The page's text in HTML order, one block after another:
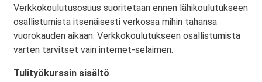
Verkkokoulutusosuus suoritetaan ennen lähikoulutukseen
osallistumista itsenäisesti verkossa mihin tahansa
vuorokauden aikaan. Verkkokoulutukseen osallistumista
varten tarvitset vain internet-selaimen.
Tulityökurssin sisältö